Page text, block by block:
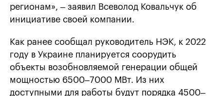
регионам», – заявил Всеволод Ковальчук об
инициативе своей компании.
Как ранее сообщал руководитель НЭК, к 2022
году в Украине планируется соорудить
объекты возобновляемой генерации общей
мощностью 6500–7000 МВт. Из них
доступными для работы будут порядка 4500–